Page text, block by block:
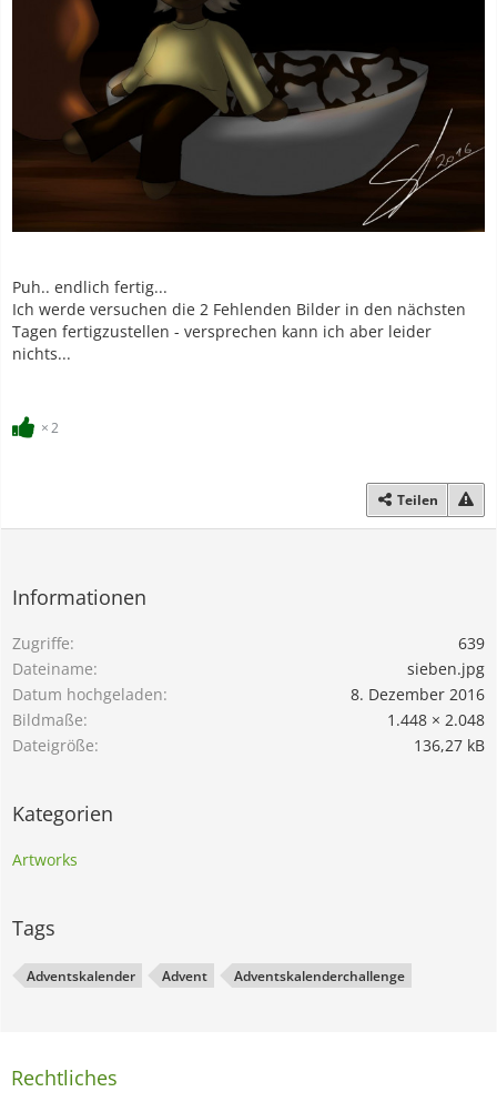
Puh.. endlich fertig...
Ich werde versuchen die 2 Fehlenden Bilder in den nächsten
Tagen fertigzustellen - versprechen kann ich aber leider
nichts...
2
Teilen
Informationen
Zugriffe
639
Dateiname
sieben.jpg
Datum hochgeladen
8. Dezember 2016
Bildmaße
1.448 × 2.048
Dateigröße
136,27 kB
Kategorien
Artworks
Tags
Adventskalender Advent Adventskalenderchallenge
Rechtliches